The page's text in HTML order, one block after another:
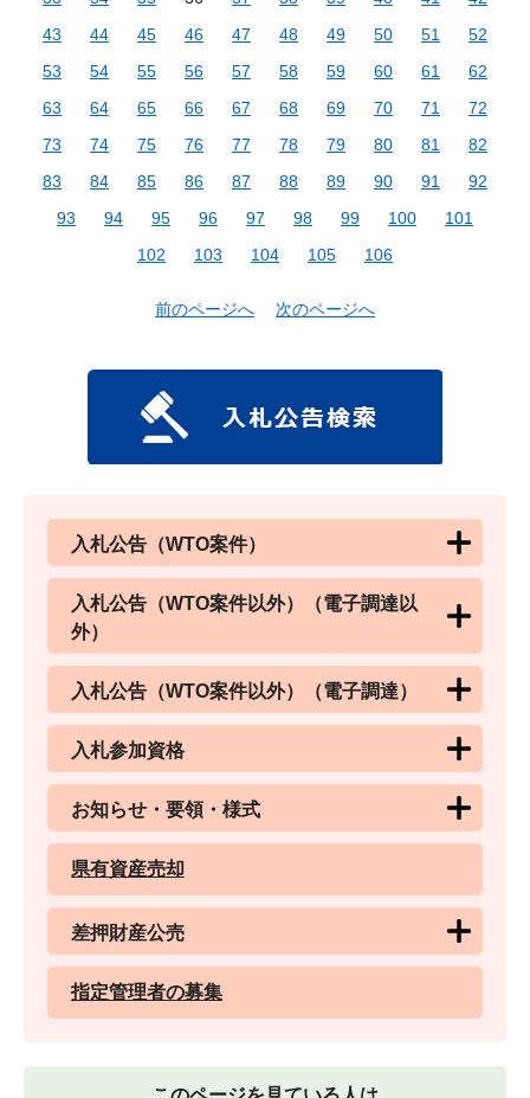
43
44 45 46 47 48 49 50 51
52
53
54 55 56 57 58 59 60 61
62
63
64 65 66 67 68 69 70 71
72
73
74 75 76 77 78 79 80 81
82
83
84 85 86 87 88 89 90 91
92
93
94 95 96 97 98 99 100
101
102
103 104 105 106
前のページへ 次のページへ
入札公告（WTO案件）
入札公告（WTO案件以外）（電子調達以
外）
入札公告（WTO案件以外）（電子調達）
入札参加資格
お知らせ・要領・様式
県有資産売却
差押財産公売
指定管理者の募集